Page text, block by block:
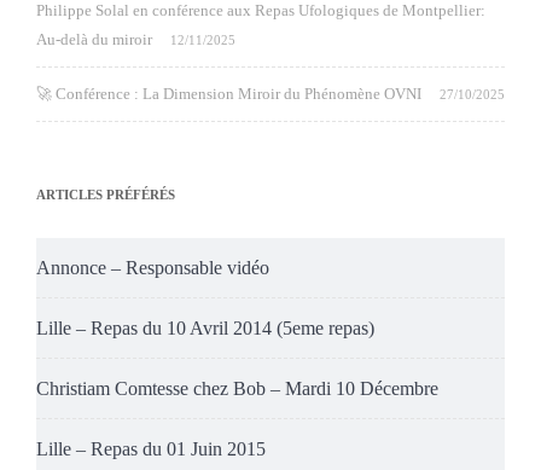
Philippe Solal en conférence aux Repas Ufologiques de Montpellier:
Au-delà du miroir
12/11/2025
🚀 Conférence : La Dimension Miroir du Phénomène OVNI 27/10/2025
ARTICLES PRÉFÉRÉS
Annonce – Responsable vidéo
Lille – Repas du 10 Avril 2014 (5eme repas)
Christiam Comtesse chez Bob – Mardi 10 Décembre
Lille – Repas du 01 Juin 2015